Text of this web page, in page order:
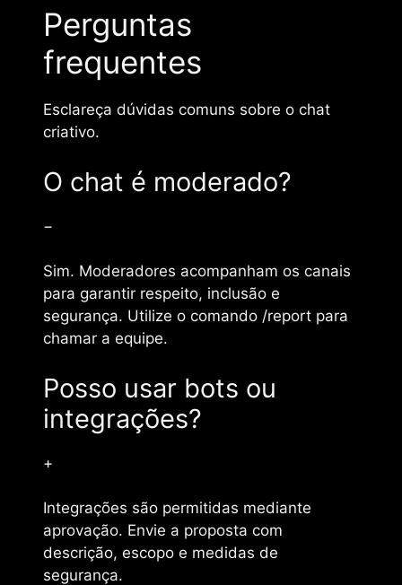
Perguntas
frequentes
Esclareça dúvidas comuns sobre o chat
criativo.
O chat é moderado?
−
Sim. Moderadores acompanham os canais
para garantir respeito, inclusão e
segurança. Utilize o comando /report para
chamar a equipe.
Posso usar bots ou
integrações?
+
Integrações são permitidas mediante
aprovação. Envie a proposta com
descrição, escopo e medidas de
segurança.